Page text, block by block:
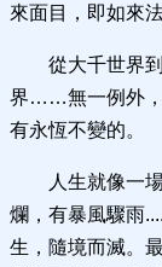
來面目，即如來法
從大千世界
界……無一例外，
有永恆不變的。
人生就像一
爛，有暴風驟雨
生，隨境而滅。